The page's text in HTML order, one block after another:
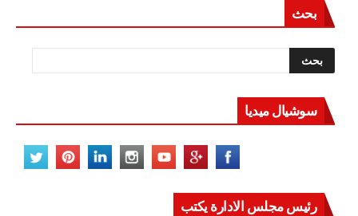
بحث
سوشيال ميديا
رئيس مجلس الادارة يكتب